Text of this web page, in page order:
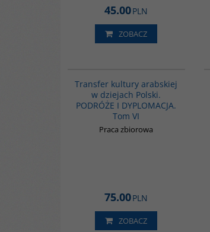
45.00PLN
ZOBACZ
Transfer kultury arabskiej
w dziejach Polski.
PODRÓŻE I DYPLOMACJA.
Tom VI
Praca zbiorowa
75.00PLN
ZOBACZ